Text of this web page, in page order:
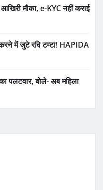
मौका, e-KYC नहीं कराई
में जुटे रवि टम्टा! HAPIDA
पलटवार, बोले- अब महिला